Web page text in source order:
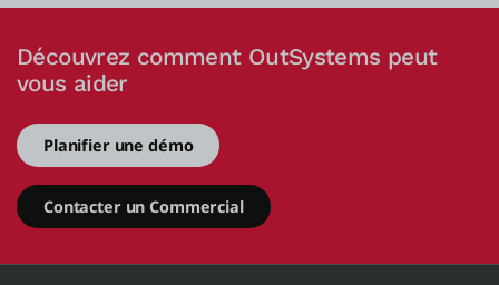
Découvrez comment OutSystems peut
vous aider
Planifier une démo
Contacter un Commercial